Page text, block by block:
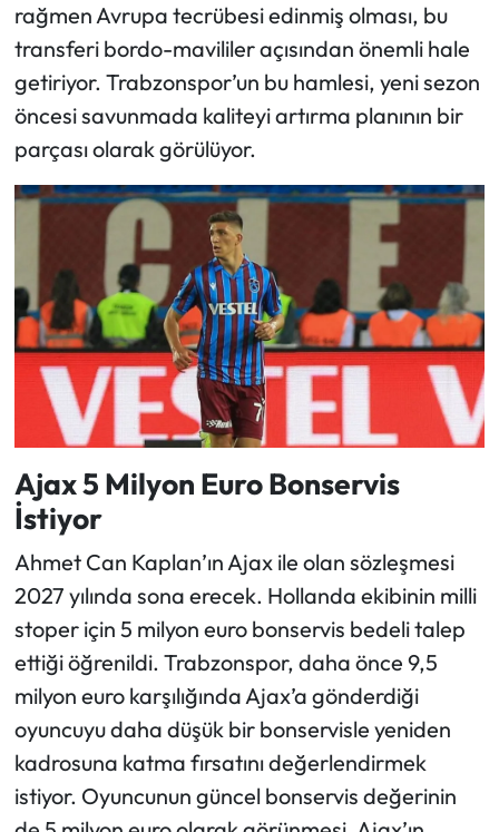
rağmen Avrupa tecrübesi edinmiş olması, bu
transferi bordo-mavililer açısından önemli hale
getiriyor. Trabzonspor’un bu hamlesi, yeni sezon
öncesi savunmada kaliteyi artırma planının bir
parçası olarak görülüyor.
Ajax 5 Milyon Euro Bonservis
İstiyor
Ahmet Can Kaplan’ın Ajax ile olan sözleşmesi
2027 yılında sona erecek. Hollanda ekibinin milli
stoper için 5 milyon euro bonservis bedeli talep
ettiği öğrenildi. Trabzonspor, daha önce 9,5
milyon euro karşılığında Ajax’a gönderdiği
oyuncuyu daha düşük bir bonservisle yeniden
kadrosuna katma fırsatını değerlendirmek
istiyor. Oyuncunun güncel bonservis değerinin